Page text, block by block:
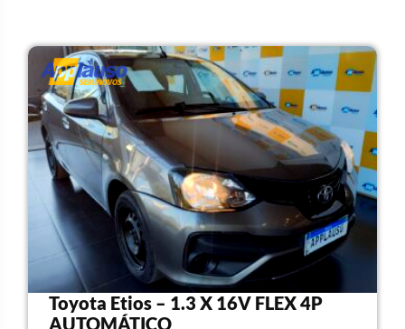
Toyota Etios – 1.3 X 16V FLEX 4P
AUTOMÁTICO